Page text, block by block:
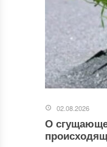
02.08.2026
О